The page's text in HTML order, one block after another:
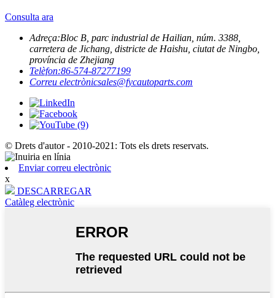
Consulta ara
Adreça:Bloc B, parc industrial de Hailian, núm. 3388,
carretera de Jichang, districte de Haishu, ciutat de Ningbo,
província de Zhejiang
Telèfon:86-574-87277199
Correu electrònicsales@fycautoparts.com
© Drets d'autor - 2010-2021: Tots els drets reservats.
Enviar correu electrònic
x
DESCARREGAR
Catàleg electrònic